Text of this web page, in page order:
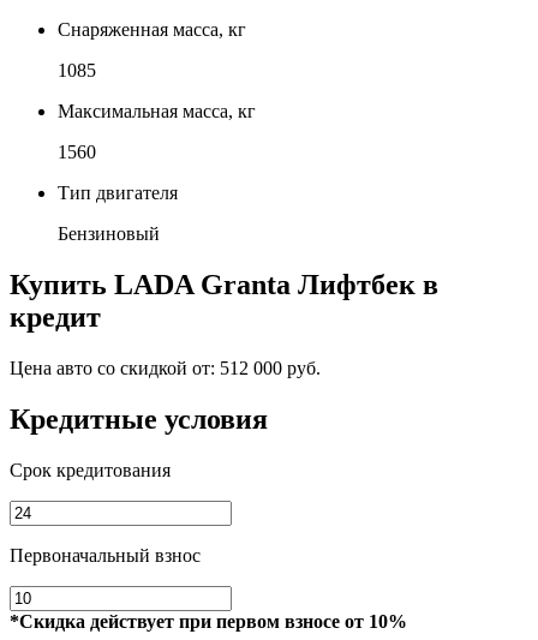
Снаряженная масса, кг
1085
Максимальная масса, кг
1560
Тип двигателя
Бензиновый
Купить LADA Granta Лифтбек в
кредит
Цена авто со скидкой от: 512 000 руб.
Кредитные условия
Срок кредитования
Первоначальный взнос
*Скидка действует при первом взносе от 10%